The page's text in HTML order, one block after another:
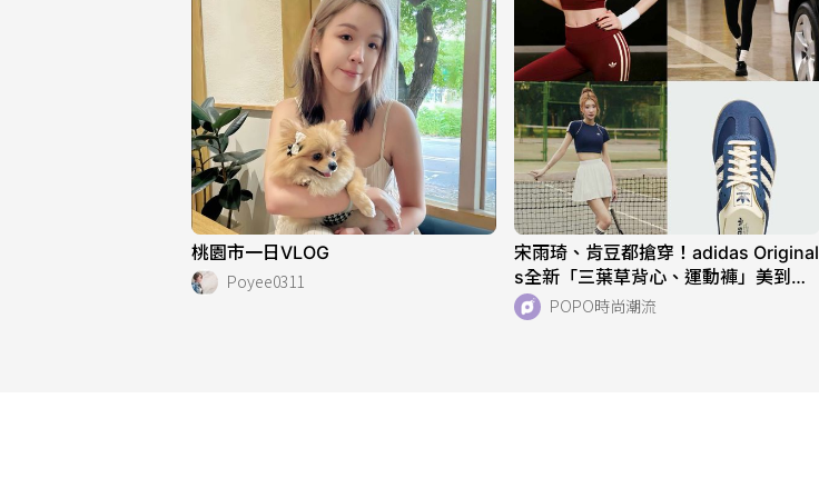
桃園市一日VLOG
Poyee0311
宋雨琦、肯豆都搶穿！adidas Original
s全新「三葉草背心、運動褲」美到想
天天穿！直接當日常穿也超適合！
POPO時尚潮流